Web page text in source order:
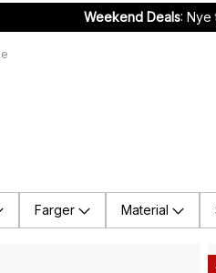
Weekend Deals: Nye
Farger Material